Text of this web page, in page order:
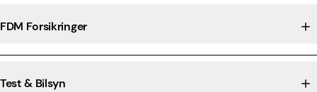
FDM Forsikringer
Test & Bilsyn